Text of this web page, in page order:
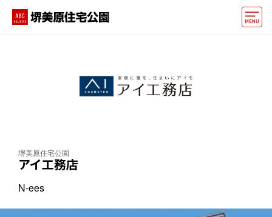
おうちカウンター
好みからモデルハウスを探す
堺美原住宅公園
アイ工務店
N-ees